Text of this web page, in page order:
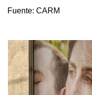
Fuente: CARM